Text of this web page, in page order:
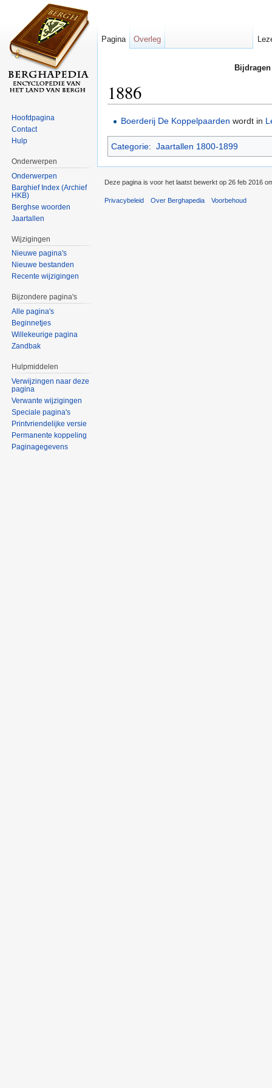
1886
Boerderij De Koppelpaarden wordt in
Categorie: Jaartallen 1800-1899
Pagina Overleg
Hoofdpagina
Contact
Hulp
Onderwerpen
Onderwerpen
Barghief Index (Archief
HKB)
Berghse woorden
Jaartallen
Wijzigingen
Nieuwe pagina's
Nieuwe bestanden
Recente wijzigingen
Bijzondere pagina's
Alle pagina's
Beginnetjes
Willekeurige pagina
Zandbak
Hulpmiddelen
Verwijzingen naar deze
pagina
Verwante wijzigingen
Speciale pagina's
Printvriendelijke versie
Permanente koppeling
Paginagegevens
Deze pagina is voor het laatst bewerkt op 26 feb 2016
Privacybeleid Over Berghapedia Voorbehoud